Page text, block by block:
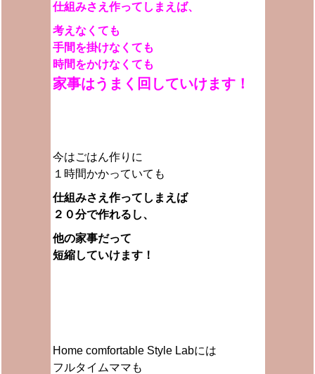
仕組みさえ作ってしまえば、
考えなくても
手間を掛けなくても
時間をかけなくても
家事はうまく回していけます！
今はごはん作りに
１時間かかっていても
仕組みさえ作ってしまえば
２０分で作れるし、
他の家事だって
短縮していけます！
Home comfortable Style Labには
フルタイムママも